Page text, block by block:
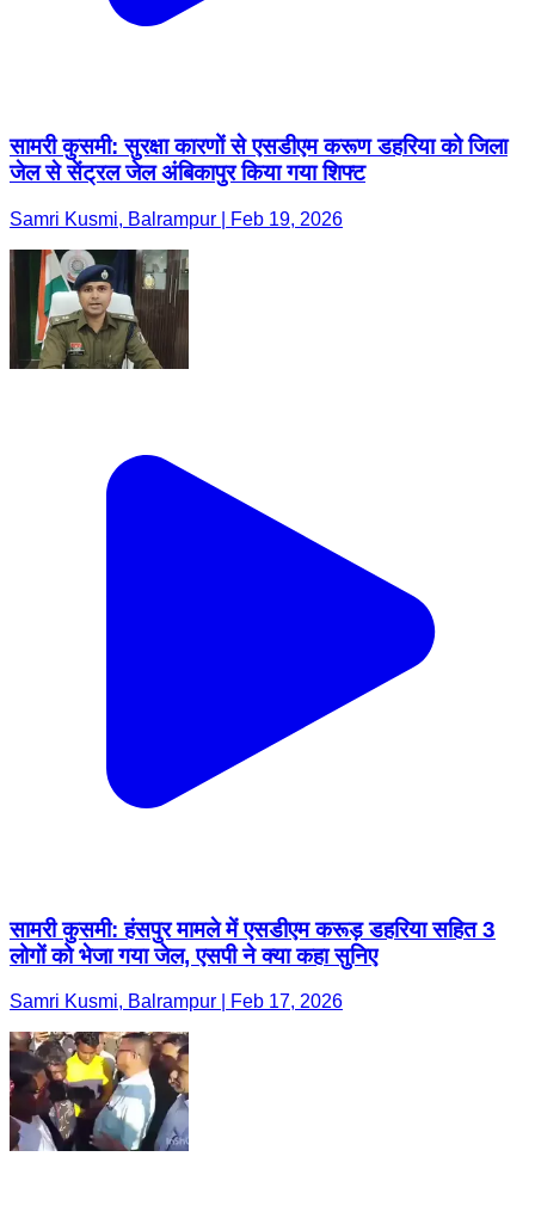
सामरी कुसमी: सुरक्षा कारणों से एसडीएम करूण डहरिया को जिला
जेल से सेंट्रल जेल अंबिकापुर किया गया शिफ्ट
Samri Kusmi, Balrampur | Feb 19, 2026
सामरी कुसमी: हंसपुर मामले में एसडीएम करूड़ डहरिया सहित 3
लोगों को भेजा गया जेल, एसपी ने क्या कहा सुनिए
Samri Kusmi, Balrampur | Feb 17, 2026